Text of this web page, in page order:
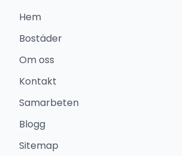
Hem
Bostäder
Om oss
Kontakt
Samarbeten
Blogg
Sitemap